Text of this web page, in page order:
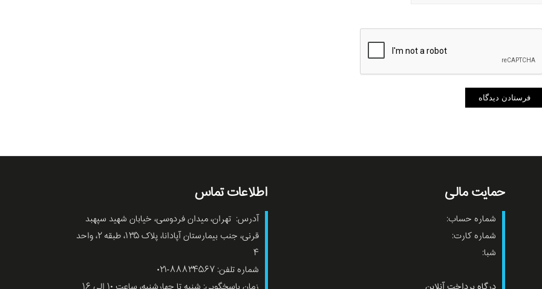
اطلاعات تماس
آدرس: تهران، میدان فردوسی، خیابان شهید سپهبد
قرنی، جنب بیمارستان آپادانا، پلاک ۱۳۵، طبقه ۲، واحد
۴
شماره تلفن: ۸۸۸۳۴۵۶۷-۰۲۱
حمایت مالی
شماره حساب:
شماره کارت:
شبا: